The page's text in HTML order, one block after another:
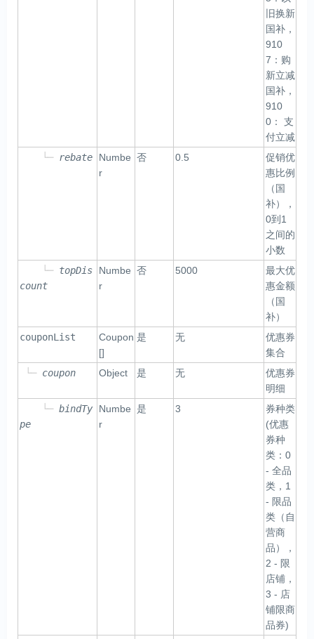
旧换新
国补，
910
7：购
新立减
国补，
910
0： 支
付立减
└─ rebate
Numbe
r
否 0.5
促销优
惠比例
（国
补），
0到1
之间的
小数
└─ topDis
count
Numbe
r
否 5000
最大优
惠金额
（国
补）
couponList
Coupon
[]
是 无
优惠券
集合
└─ coupon Object 是 无
优惠券
明细
└─ bindTy
pe
Numbe
r
是 3
券种类
(优惠
券种
类：0
- 全品
类，1
- 限品
类（自
营商
品），
2 - 限
店铺，
3 - 店
铺限商
品券)